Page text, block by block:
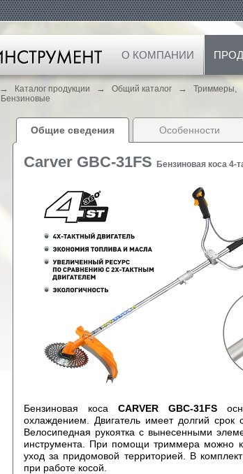
О КОМПАНИИ
→ Каталог продукции → Общий каталог →
Триммеры,
Бензиновые
Общие сведения Особенности
Carver GBC-31FS Бензиновая коса 4-
Бензиновая коса CARVER GBC-31FS
охлаждением. Двигатель имеет долгий
Велосипедная рукоятка с вынесенными
инструмента. При помощи триммера можно
уход за придомовой территорией. В
при работе косой.